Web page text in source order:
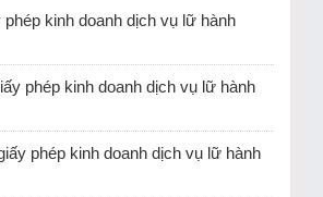
kinh doanh dịch vụ lữ hành
phép kinh doanh dịch vụ lữ hành
phép kinh doanh dịch vụ lữ hành